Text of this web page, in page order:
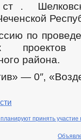
.
по
проектов
района.
— 0″,
принять участие